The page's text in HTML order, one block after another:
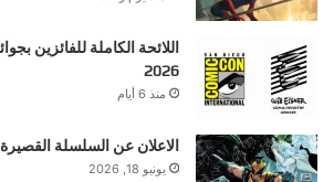
2026
منذ 6 أيام
الاعلان عن السلسلة القصيرة Alien Vs. X-Men
يونيو 18, 2026